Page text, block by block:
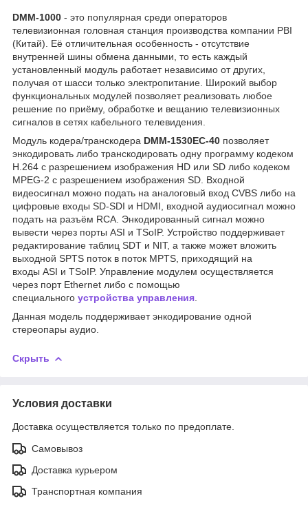
DMM-1000 - это популярная среди операторов
телевизионная головная станция производства компании PBI
(Китай). Её отличительная особенность - отсутствие
внутренней шины обмена данными, то есть каждый
установленный модуль работает независимо от других,
получая от шасси только электропитание. Широкий выбор
функциональных модулей позволяет реализовать любое
решение по приёму, обработке и вещанию телевизионных
сигналов в сетях кабельного телевидения.
Модуль кодера/транскодера DMM-1530EC-40 позволяет
энкодировать либо транскодировать одну программу кодеком
H.264 с разрешением изображения HD или SD либо кодеком
MPEG-2 с разрешением изображения SD. Входной
видеосигнал можно подать на аналоговый вход CVBS либо на
цифровые входы SD-SDI и HDMI, входной аудиосигнал можно
подать на разъём RCA. Энкодированный сигнал можно
вывести через порты ASI и TSoIP. Устройство поддерживает
редактирование таблиц SDT и NIT, а также может вложить
выходной SPTS поток в поток MPTS, приходящий на
входы ASI и TSoIP. Управление модулем осуществляется
через порт Ethernet либо с помощью
специального устройства управления
Данная модель поддерживает энкодирование одной
стереопары аудио.
Скрыть
Условия доставки
Доставка осуществляется только по предоплате.
Самовывоз
Доставка курьером
Транспортная компания